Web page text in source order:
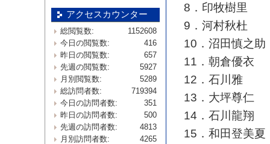
8．印牧樹里
9．河村秋杜
10．沼田慎之助
11．朝倉優衣
12．石川雅
13．大坪尊仁
14．石川龍翔
15．和田登美夏
アクセスカウンター
1152608
総閲覧数:
416
今日の閲覧数:
657
昨日の閲覧数:
5927
先週の閲覧数:
5289
月別閲覧数:
719394
総訪問者数:
351
今日の訪問者数:
500
昨日の訪問者数:
4813
先週の訪問者数:
4265
月別訪問者数: